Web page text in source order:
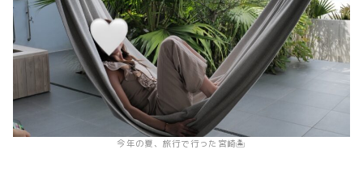
今年の夏、旅行で行った宮崎🏝️